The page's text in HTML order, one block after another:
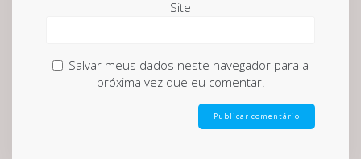
Site
Salvar meus dados neste navegador para a
próxima vez que eu comentar.